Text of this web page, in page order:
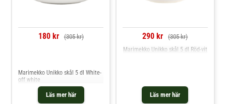
180 kr (305 kr)
Läs mer här
Marimekko Unikko skål 5 dl White-
off white
290 kr (305 kr)
Läs mer här
Marimekko Unikko skål 5 dl Röd-vit